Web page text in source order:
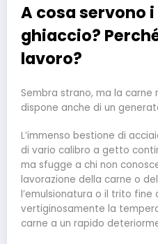
A cosa servono
ghiaccio?
lavoro?
Sembra strano, ma la carne
dispone anche di un
L’immenso bestione di
di vario calibro a getto
ma sfugge a chi non
lavorazione della carne o
l’emulsionatura o il trito fine
vertiginosamente la
carne a un rapido